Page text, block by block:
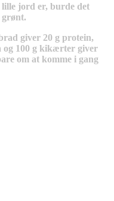
jord er, burde det
grønt.
giver 20 g protein,
og 100 g kikærter giver
om at komme i gang